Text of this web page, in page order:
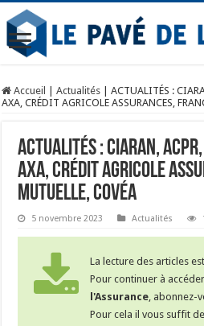
Accueil Actualités
ACTUALITÉS :
AXA, CRÉDIT AGRICOLE ASSURANCES,
ACTUALITÉS : CIARAN,
AXA, CRÉDIT AGRICOLE
MUTUELLE, COVÉA
5 novembre 2023 Actualités
La lecture des articles
Pour continuer à
l'Assurance , abonnez-
Pour cela il vous suffit